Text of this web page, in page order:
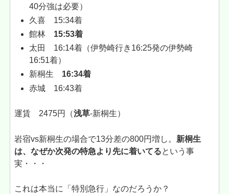
40分強は必要）
久喜 15:34着
館林 15:53着
太田 16:14着（伊勢崎行き16:25発の伊勢崎
16:51着）
新桐生 16:34着
赤城 16:43着
運賃 2475円（浅草-新桐生）
岩宿vs新桐生の場合で13分差の800円増し。 新桐生
は、なぜか次発の特急より先に着いてるという事
実・・・
これは本当に「特別急行」なのだろうか？